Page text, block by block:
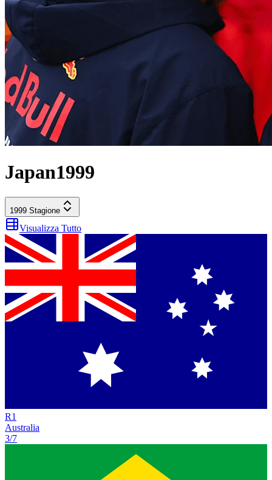
Japan1999
1999 Stagione
Visualizza Tutto
R1
Australia
3/7